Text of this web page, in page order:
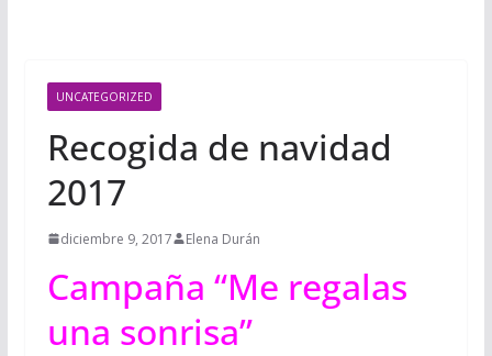
UNCATEGORIZED
Recogida de navidad
2017
diciembre 9, 2017 Elena Durán
Campaña “Me regalas
una sonrisa”